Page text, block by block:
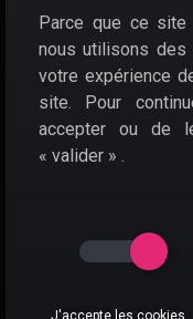
L'aventure
est fournie en
Parce que ce
nous utilisons des
votre expérience
site. Pour
accepter ou de
« valider » .
J'accepte les cookies